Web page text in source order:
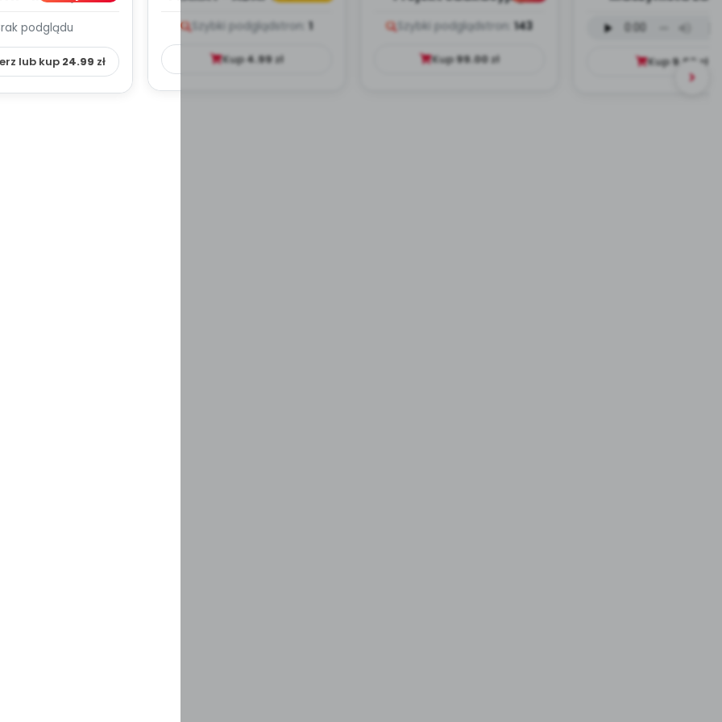
–
podglądu
lub kup 24.99 zł
Szybki podgląd stron: 1
Kup4.99zł
Szybki podgląd stron: 143
Kup99.00zł
mp3)
Kup9.99 zł